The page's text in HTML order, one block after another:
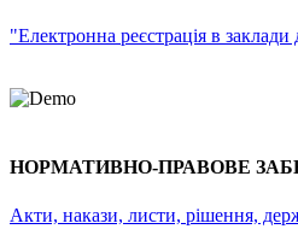
"Електронна реєстрація в заклади
НОРМАТИВНО-ПРАВОВЕ
Акти, накази, листи, рішення,